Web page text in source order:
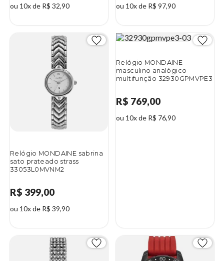
ou 10x de R$ 32,90 ou 10x de R$ 97,90
Relógio MONDAINE sabrina
sato prateado strass
33053L0MVNM2
R$ 399,00
ou 10x de R$ 39,90
Relógio MONDAINE
masculino analógico
multifunção 32930GPMVPE3
R$ 769,00
ou 10x de R$ 76,90